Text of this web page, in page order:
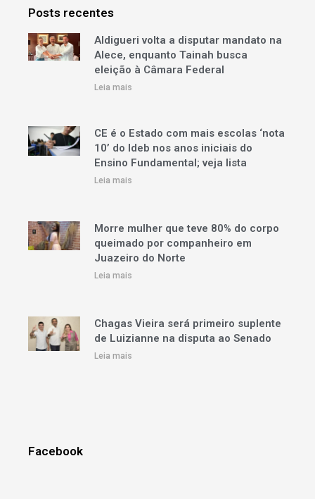
Posts recentes
Aldigueri volta a disputar mandato na
Alece, enquanto Tainah busca
eleição à Câmara Federal
Leia mais
CE é o Estado com mais escolas ‘nota
10’ do Ideb nos anos iniciais do
Ensino Fundamental; veja lista
Leia mais
Morre mulher que teve 80% do corpo
queimado por companheiro em
Juazeiro do Norte
Leia mais
Chagas Vieira será primeiro suplente
de Luizianne na disputa ao Senado
Leia mais
Facebook